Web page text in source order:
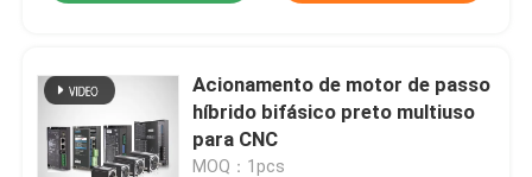
Acionamento de motor de passo
híbrido bifásico preto multiuso
para CNC
MOQ：1pcs